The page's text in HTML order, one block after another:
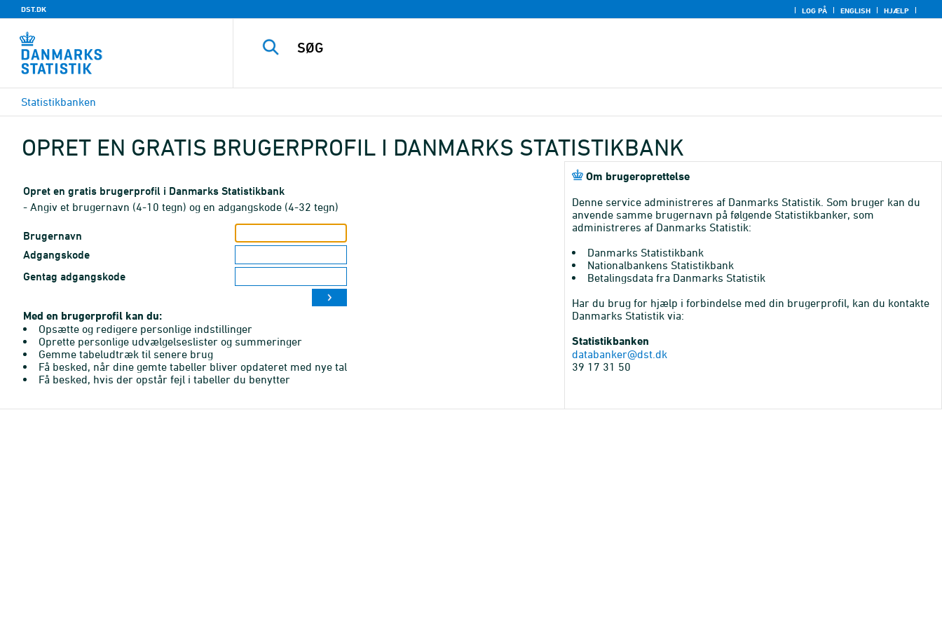
DST.DK LOG PÅ ENGLISH HJÆLP
Statistikbanken
OPRET EN GRATIS BRUGERPROFIL I DANMARKS STATISTIKBANK
Opret en gratis brugerprofil i Danmarks Statistikbank
- Angiv et brugernavn (4-10 tegn) og en adgangskode (4-32 tegn)
Brugernavn
Adgangskode
Gentag adgangskode
Med en brugerprofil kan du:
Opsætte og redigere personlige indstillinger
Oprette personlige udvælgelseslister og summeringer
Gemme tabeludtræk til senere brug
Få besked, når dine gemte tabeller bliver opdateret med nye tal
Få besked, hvis der opstår fejl i tabeller du benytter
Om brugeroprettelse
Denne service administreres af Danmarks Statistik. Som bruger kan du
anvende samme brugernavn på følgende Statistikbanker, som
administreres af Danmarks Statistik:
Danmarks Statistikbank
Nationalbankens Statistikbank
Betalingsdata fra Danmarks Statistik
Har du brug for hjælp i forbindelse med din brugerprofil, kan du kontakte
Danmarks Statistik via:
Statistikbanken
databanker@dst.dk
39 17 31 50